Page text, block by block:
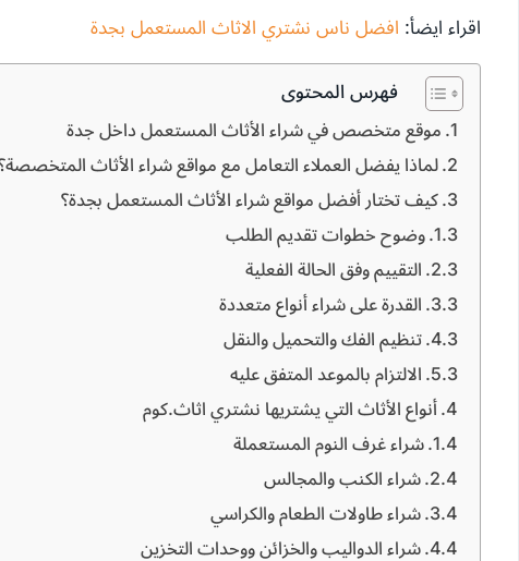
اقراء ايضأ: افضل ناس نشتري الاثاث المستعمل بجدة
فهرس المحتوى
موقع متخصص في شراء الأثاث المستعمل داخل جدة
لماذا يفضل العملاء التعامل مع مواقع شراء الأثاث
كيف تختار أفضل مواقع شراء الأثاث المستعمل بجدة؟
وضوح خطوات تقديم الطلب
التقييم وفق الحالة الفعلية
القدرة على شراء أنواع متعددة
تنظيم الفك والتحميل والنقل
الالتزام بالموعد المتفق عليه
أنواع الأثاث التي يشتريها نشتري اثاث.كوم
شراء غرف النوم المستعملة
شراء الكنب والمجالس
شراء طاولات الطعام والكراسي
شراء الدواليب والخزائن ووحدات التخزين